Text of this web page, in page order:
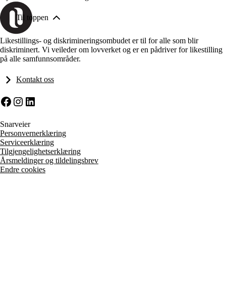
Til toppen
Likestillings- og diskrimineringsombudet er til for alle som blir
diskriminert. Vi veileder om lovverket og er en pådriver for likestilling
på alle samfunnsområder.
Kontakt oss
Facebook
Instagram
LinkedIn
Snarveier
Personvernerklæring
Serviceerklæring
Tilgjengelighetserklæring
Årsmeldinger og tildelingsbrev
Endre cookies